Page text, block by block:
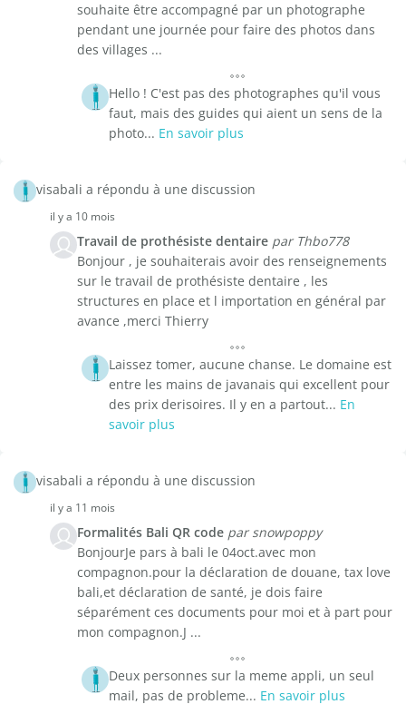
souhaite être accompagné par un photographe
pendant une journée pour faire des photos dans
des villages ...
Hello ! C'est pas des photographes qu'il vous
faut, mais des guides qui aient un sens de la
photo... En savoir plus
visabali a répondu à une discussion
il y a 10 mois
Travail de prothésiste dentaire par Thbo778
Bonjour , je souhaiterais avoir des renseignements
sur le travail de prothésiste dentaire , les
structures en place et l importation en général par
avance ,merci Thierry
Laissez tomer, aucune chanse. Le domaine est
entre les mains de javanais qui excellent pour
des prix derisoires. Il y en a partout... En
savoir plus
visabali a répondu à une discussion
il y a 11 mois
Formalités Bali QR code par snowpoppy
BonjourJe pars à bali le 04oct.avec mon
compagnon.pour la déclaration de douane, tax love
bali,et déclaration de santé, je dois faire
séparément ces documents pour moi et à part pour
mon compagnon.J ...
Deux personnes sur la meme appli, un seul
mail, pas de probleme... En savoir plus